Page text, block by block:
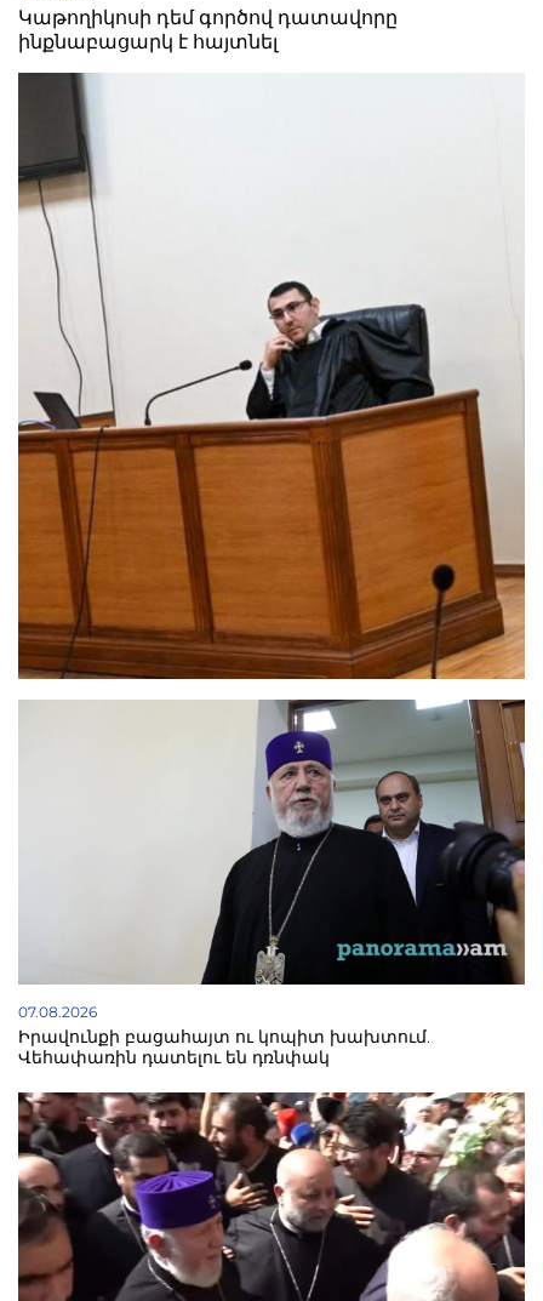
Կաթողիկոսի դեմ գործով դատավորը
ինքնաբացարկ է հայտնել
07.08.2026
Իրավունքի բացահայտ ու կոպիտ խախտում.
Վեհափառին դատելու են դռնփակ